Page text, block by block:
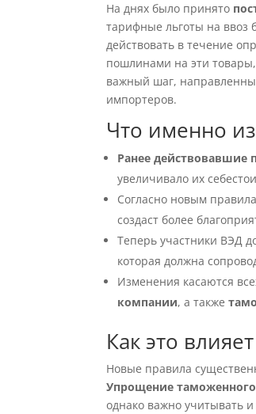
На днях было принято
тарифные льготы на ввоз
действовать в течение
пошлинами на эти
важный шаг,
импортеров.
Что именно
Ранее действовавшие
увеличивало их
Согласно новым
создаст более
Теперь участники ВЭД
которая должна
Изменения касаются
компании, а также
Как это
Новые правила
Упрощение
однако важно учитывать